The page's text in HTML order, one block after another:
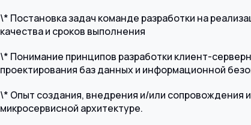
\* Постановка задач команде разработки на
качества и сроков выполнения
\* Понимание принципов разработки клиент-
проектирования баз данных и информационной
\* Опыт создания, внедрения и/или сопровождения
микросервисной архитектуре.